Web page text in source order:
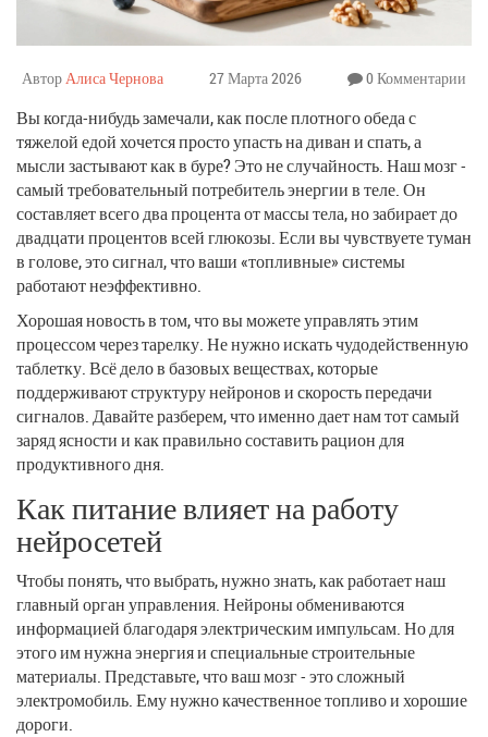
АвторАлиса Чернова 27 Марта 2026 0 Комментарии
Вы когда-нибудь замечали, как после плотного обеда с
тяжелой едой хочется просто упасть на диван и спать, а
мысли застывают как в буре? Это не случайность. Наш мозг -
самый требовательный потребитель энергии в теле. Он
составляет всего два процента от массы тела, но забирает до
двадцати процентов всей глюкозы. Если вы чувствуете туман
в голове, это сигнал, что ваши «топливные» системы
работают неэффективно.
Хорошая новость в том, что вы можете управлять этим
процессом через тарелку. Не нужно искать чудодейственную
таблетку. Всё дело в базовых веществах, которые
поддерживают структуру нейронов и скорость передачи
сигналов. Давайте разберем, что именно дает нам тот самый
заряд ясности и как правильно составить рацион для
продуктивного дня.
Как питание влияет на работу
нейросетей
Чтобы понять, что выбрать, нужно знать, как работает наш
главный орган управления. Нейроны обмениваются
информацией благодаря электрическим импульсам. Но для
этого им нужна энергия и специальные строительные
материалы. Представьте, что ваш мозг - это сложный
электромобиль. Ему нужно качественное топливо и хорошие
дороги.